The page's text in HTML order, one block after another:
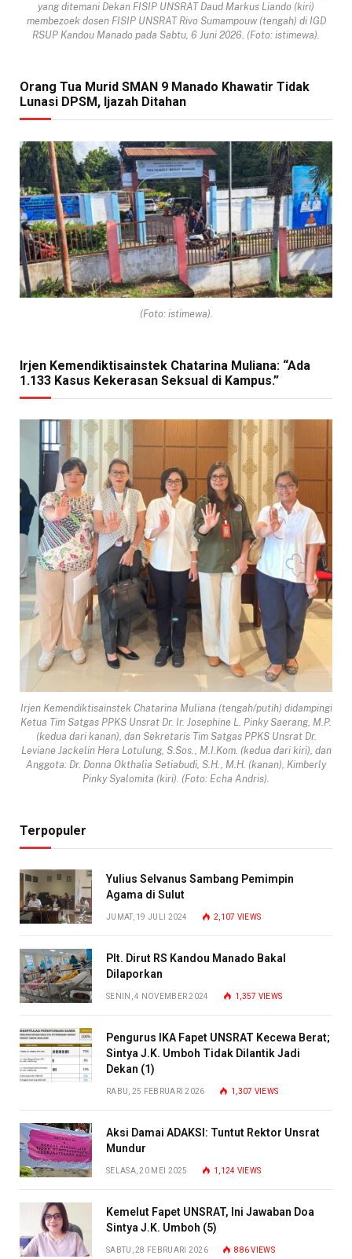
yang ditemani Dekan FISIP UNSRAT Daud Markus Liando (kiri)
membezoek dosen FISIP UNSRAT Rivo Sumampouw (tengah) di IGD
RSUP Kandou Manado pada Sabtu, 6 Juni 2026. (Foto: istimewa).
Orang Tua Murid SMAN 9 Manado Khawatir Tidak
Lunasi DPSM, Ijazah Ditahan
(Foto: istimewa).
Irjen Kemendiktisainstek Chatarina Muliana: “Ada
1.133 Kasus Kekerasan Seksual di Kampus.”
Irjen Kemendiktisainstek Chatarina Muliana (tengah/putih) didampingi
Ketua Tim Satgas PPKS Unsrat Dr. Ir. Josephine L. Pinky Saerang, M.P.
(kedua dari kanan), dan Sekretaris Tim Satgas PPKS Unsrat Dr.
Leviane Jackelin Hera Lotulung, S.Sos., M.I.Kom. (kedua dari kiri), dan
Anggota: Dr. Donna Okthalia Setiabudi, S.H., M.H. (kanan), Kimberly
Pinky Syalomita (kiri). (Foto: Echa Andris).
Terpopuler
Yulius Selvanus Sambang Pemimpin
Agama di Sulut
JUMAT, 19 JULI 2024 2,107 VIEWS
Plt. Dirut RS Kandou Manado Bakal
Dilaporkan
SENIN, 4 NOVEMBER 2024 1,357 VIEWS
Pengurus IKA Fapet UNSRAT Kecewa Berat;
Sintya J.K. Umboh Tidak Dilantik Jadi
Dekan (1)
RABU, 25 FEBRUARI 2026 1,307 VIEWS
Aksi Damai ADAKSI: Tuntut Rektor Unsrat
Mundur
SELASA, 20 MEI 2025 1,124 VIEWS
Kemelut Fapet UNSRAT, Ini Jawaban Doa
Sintya J.K. Umboh (5)
SABTU, 28 FEBRUARI 2026 886VIEWS